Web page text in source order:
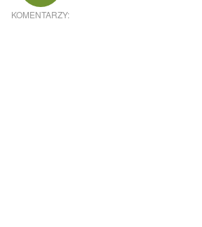
KOMENTARZY: